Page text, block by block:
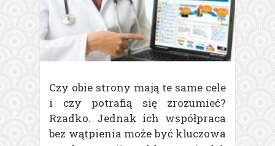
Czy obie strony mają te same cele
i czy potrafią się zrozumieć?
Rzadko. Jednak ich współpraca
bez wątpienia może być kluczowa